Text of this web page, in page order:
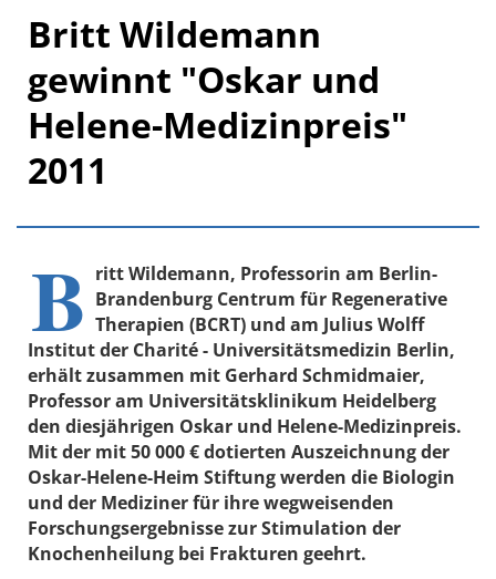
Britt Wildemann
gewinnt "Oskar und
Helene-Medizinpreis"
2011
B ritt Wildemann, Professorin am Berlin-
Brandenburg Centrum für Regenerative
Therapien (BCRT) und am Julius Wolff
Institut der Charité - Universitätsmedizin Berlin,
erhält zusammen mit Gerhard Schmidmaier,
Professor am Universitätsklinikum Heidelberg
den diesjährigen Oskar und Helene-Medizinpreis.
Mit der mit 50 000 € dotierten Auszeichnung der
Oskar-Helene-Heim Stiftung werden die Biologin
und der Mediziner für ihre wegweisenden
Forschungsergebnisse zur Stimulation der
Knochenheilung bei Frakturen geehrt.